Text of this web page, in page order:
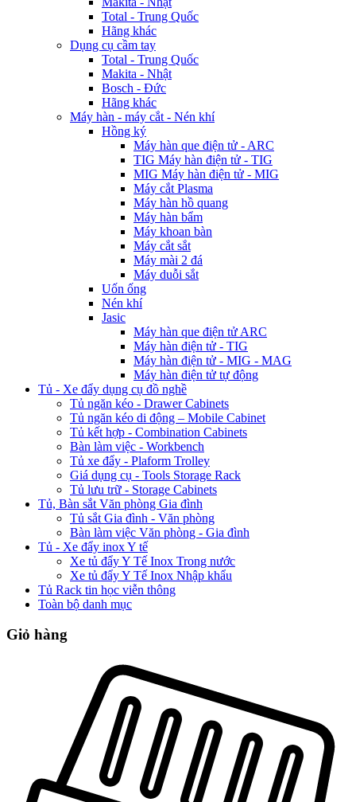
Total - Trung Quốc
Hãng khác
Dụng cụ cầm tay
Total - Trung Quốc
Makita - Nhật
Bosch - Đức
Hãng khác
Máy hàn - máy cắt - Nén khí
Hồng ký
Máy hàn que điện tử - ARC
TIG Máy hàn điện tử - TIG
MIG Máy hàn điện tử - MIG
Máy cắt Plasma
Máy hàn hồ quang
Máy hàn bẩm
Máy khoan bàn
Máy cắt sắt
Máy mài 2 đá
Máy duỗi sắt
Uốn ống
Nén khí
Jasic
Máy hàn que điện tử ARC
Máy hàn điện tử - TIG
Máy hàn điện tử - MIG - MAG
Máy hàn điện tử tự động
Tủ - Xe đẩy dụng cụ đồ nghề
Tủ ngăn kéo - Drawer Cabinets
Tủ ngăn kéo di động – Mobile Cabinet
Tủ kết hợp - Combination Cabinets
Bàn làm việc - Workbench
Tủ xe đẩy - Plaform Trolley
Giá dụng cụ - Tools Storage Rack
Tủ lưu trữ - Storage Cabinets
Tủ, Bàn sắt Văn phòng Gia đình
Tủ sắt Gia đình - Văn phòng
Bàn làm việc Văn phòng - Gia đình
Tủ - Xe đẩy inox Y tế
Xe tủ đẩy Y Tế Inox Trong nước
Xe tủ đẩy Y Tế Inox Nhập khẩu
Tủ Rack tin học viễn thông
Toàn bộ danh mục
Giỏ hàng